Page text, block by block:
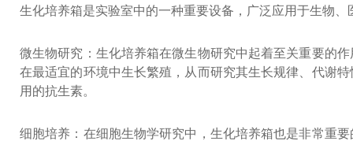
生化培养箱是实验室中的一种重要设备，广泛应用于生物
微生物研究：生化培养箱在微生物研究中起着至关重要的
在最适宜的环境中生长繁殖，从而研究其生长规律、代谢
用的抗生素。
细胞培养：在细胞生物学研究中，生化培养箱也是非常重